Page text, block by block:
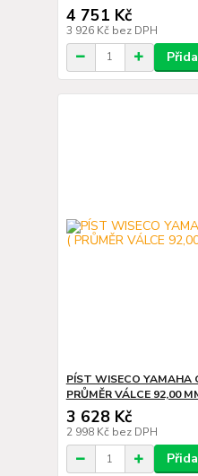
4 751 Kč
3 926 Kč bez DPH
PÍST WISECO YAMAHA
PRŮMĚR VÁLCE 92,00
3 628 Kč
2 998 Kč bez DPH